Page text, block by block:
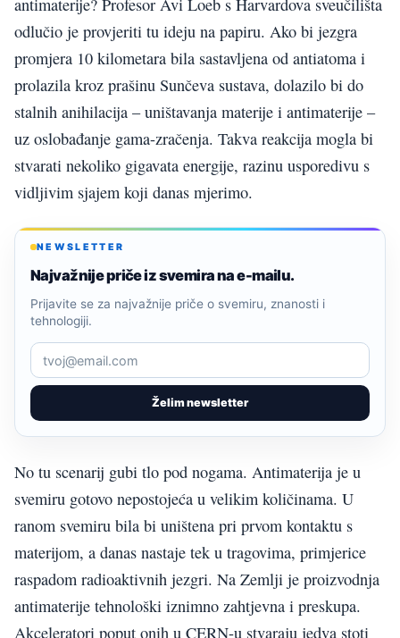
antimaterije? Profesor Avi Loeb s Harvardova sveučilišta
odlučio je provjeriti tu ideju na papiru. Ako bi jezgra
promjera 10 kilometara bila sastavljena od antiatoma i
prolazila kroz prašinu Sunčeva sustava, dolazilo bi do
stalnih anihilacija – uništavanja materije i antimaterije –
uz oslobađanje gama-zračenja. Takva reakcija mogla bi
stvarati nekoliko gigavata energije, razinu usporedivu s
vidljivim sjajem koji danas mjerimo.
NEWSLETTER
Najvažnije priče iz svemira na e-mailu.
Želim newsletter
Prijavite se za najvažnije priče o svemiru, znanosti i
tehnologiji.
No tu scenarij gubi tlo pod nogama. Antimaterija je u
svemiru gotovo nepostojeća u velikim količinama. U
ranom svemiru bila bi uništena pri prvom kontaktu s
materijom, a danas nastaje tek u tragovima, primjerice
raspadom radioaktivnih jezgri. Na Zemlji je proizvodnja
antimaterije tehnološki iznimno zahtjevna i preskupa.
Akceleratori poput onih u CERN-u stvaraju jedva stoti